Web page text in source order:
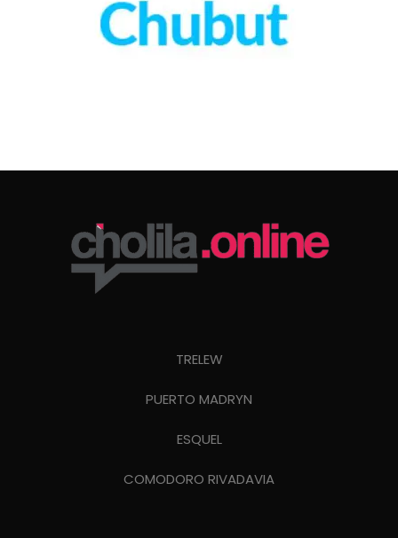
TRELEW
PUERTO MADRYN
ESQUEL
COMODORO RIVADAVIA